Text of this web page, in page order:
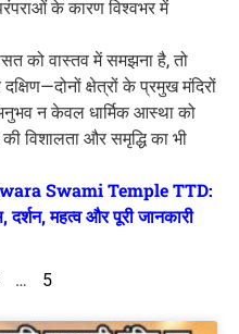
के कारण विश्वभर में
को वास्तव में समझना है, तो
क्षेत्रों के प्रमुख मंदिरों
न केवल धार्मिक आस्था को
विशालता और समृद्धि का भी
Swami Temple TTD:
दर्शन, महत्व और पूरी जानकारी
… 5